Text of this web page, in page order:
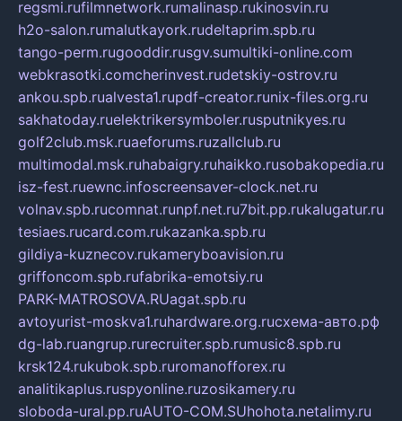
regsmi.rufilmnetwork.rumalinasp.rukinosvin.ru
h2o-salon.rumalutkayork.rudeltaprim.spb.ru
tango-perm.rugooddir.rusgv.sumultiki-online.com
webkrasotki.comcherinvest.rudetskiy-ostrov.ru
ankou.spb.rualvesta1.rupdf-creator.runix-files.org.ru
sakhatoday.ruelektrikersymboler.rusputnikyes.ru
golf2club.msk.ruaeforums.ruzallclub.ru
multimodal.msk.ruhabaigry.ruhaikko.rusobakopedia.ru
isz-fest.ruewnc.infoscreensaver-clock.net.ru
volnav.spb.rucomnat.runpf.net.ru7bit.pp.rukalugatur.ru
tesiaes.rucard.com.rukazanka.spb.ru
gildiya-kuznecov.rukameryboavision.ru
griffoncom.spb.rufabrika-emotsiy.ru
PARK-MATROSOVA.RUagat.spb.ru
avtoyurist-moskva1.ruhardware.org.ruсхема-авто.рф
dg-lab.ruangrup.rurecruiter.spb.rumusic8.spb.ru
krsk124.rukubok.spb.ruromanofforex.ru
analitikaplus.ruspyonline.ruzosikamery.ru
sloboda-ural.pp.ruAUTO-COM.SUhohota.netalimy.ru